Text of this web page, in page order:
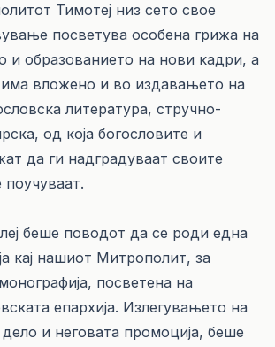
Тимотеј низ сето свое
посветува особена грижа на
и образованието на нови кадри, а
вложено и во издавањето на
литература, стручно-
од која богословите и
да ги надградуваат своите
беше поводот да се роди една
кај нашиот Митрополит, за
посветена на
епархија. Излегувањето на
и неговата промоција, беше